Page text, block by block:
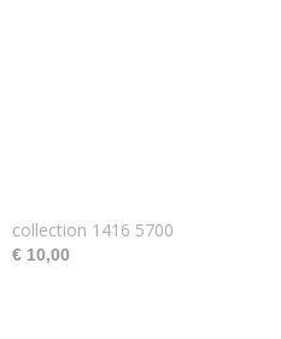
collection 1416 5700
€ 10,00